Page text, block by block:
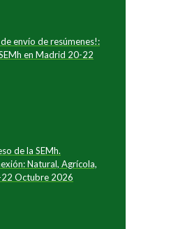
envío de resúmenes!:
en Madrid 20-22
de la SEMh.
Natural, Agrícola,
Octubre 2026